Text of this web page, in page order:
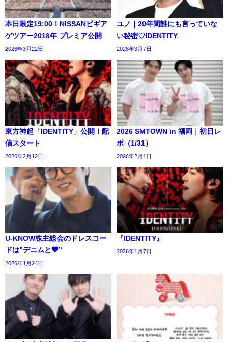
本日限定19:00！NISSANビギア
ゲツアー2018年 プレミア公開
2026年3月22日
ユノ｜20年間誰にも言っていな
い秘密♡IDENTITY
2026年3月7日
東方神起「IDENTITY」公開！配
信スタート
2026年2月12日
2026 SMTOWN in 福岡｜初日レ
ポ（1/31）
2026年2月1日
U-KNOW株主総会のドレスコー
ドは”デニムと🖤”
2026年1月24日
『IDENTITY』
2026年1月7日